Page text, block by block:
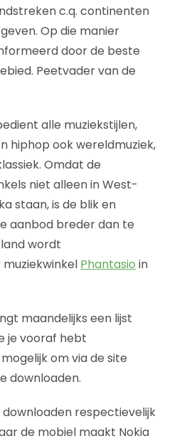
c.q. continenten
Op die manier
door de beste
Peetvader van de
alle muziekstijlen,
hiphop ook wereldmuziek,
Omdat de
niet alleen in West-
staan, is de blik en
aanbod breder dan te
wordt
Phantasio in
maandelijks een lijst
je vooraf hebt
om via de site
downloaden.
respectievelijk
de mobiel maakt Nokia